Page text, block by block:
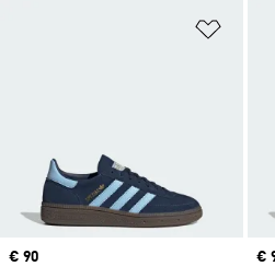
Price
€ 90
€